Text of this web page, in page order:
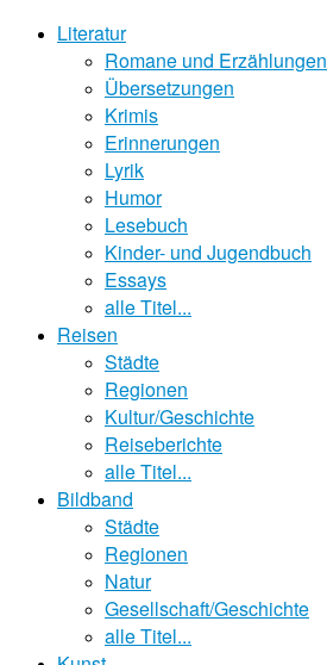
Literatur
Romane und Erzählungen
Übersetzungen
Krimis
Erinnerungen
Lyrik
Humor
Lesebuch
Kinder- und Jugendbuch
Essays
alle Titel...
Reisen
Städte
Regionen
Kultur/Geschichte
Reiseberichte
alle Titel...
Bildband
Städte
Regionen
Natur
Gesellschaft/Geschichte
alle Titel...